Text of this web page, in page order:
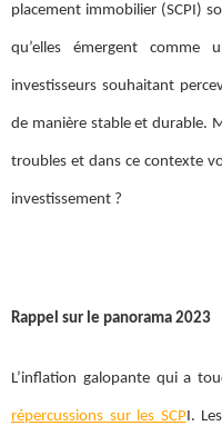
placement immobilier (SCPI)
qu’elles émergent
investisseurs souhaitant
de manière stable et durable.
troubles et dans ce contexte
investissement ?
Rappel sur le panorama 2023
L’inflation galopante qui a
répercussions sur les SCPI.